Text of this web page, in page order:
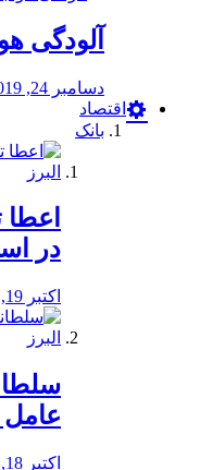
آلودگی
دسامبر 24, 2019
اقتصاد
بانک
در
اکتبر 19, 2019
عامل
اکتبر 18, 2019